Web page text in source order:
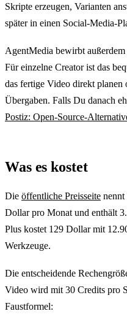
Skripte erzeugen, Varianten
später in einen Social-Media-
AgentMedia bewirbt
Für einzelne Creator ist das
das fertige Video direkt
Übergaben. Falls Du danach
Postiz: Open-Source-
Was es kostet
Die öffentliche Preisseite nennt
Dollar pro Monat und enthält
Plus kostet 129 Dollar mit
Werkzeuge.
Die entscheidende
Video wird mit 30 Credits pro
Faustformel: